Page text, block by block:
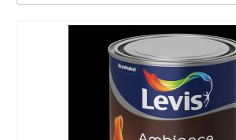
Produits
Brochures & Tarifs